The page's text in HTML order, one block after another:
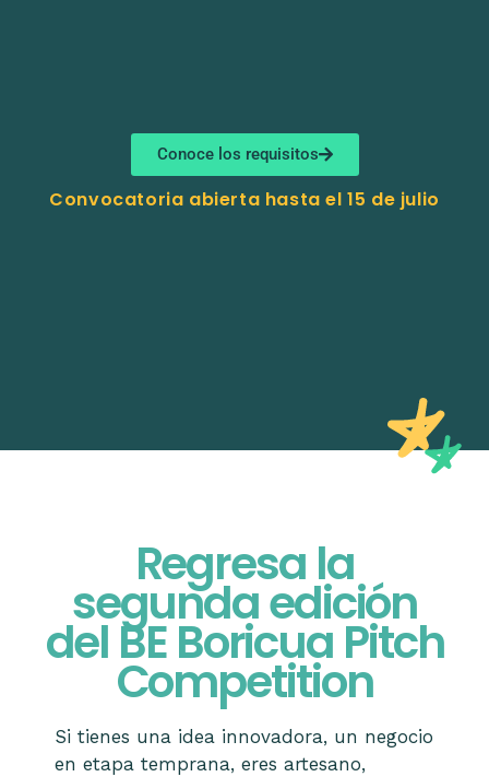
Conoce los requisitos
Convocatoria abierta hasta el 15 de julio
Regresa la
segunda edición
del BE Boricua Pitch
Competition
Si tienes una idea innovadora, un negocio
en etapa temprana, eres artesano,